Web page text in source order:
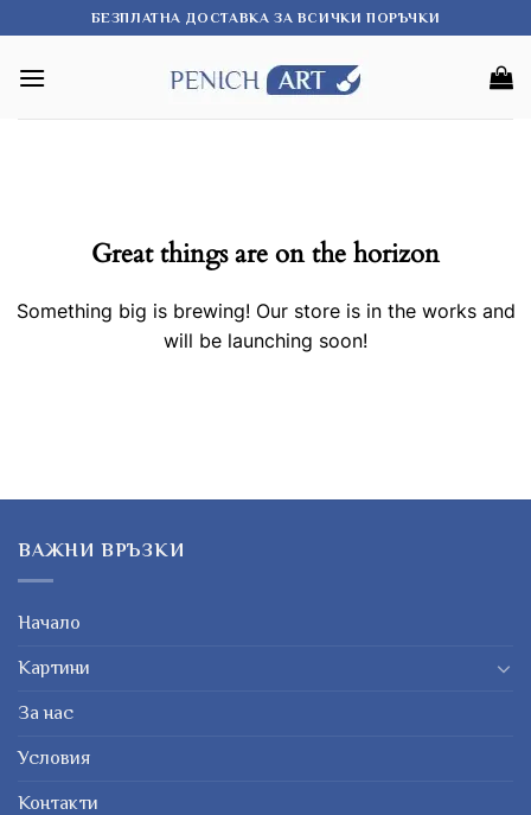
to
content
БЕЗПЛАТНА ДОСТАВКА ЗА ВСИЧКИ ПОРЪЧКИ
Great things are on the horizon
Something big is brewing! Our store is in the works and
will be launching soon!
ВАЖНИ ВРЪЗКИ
Начало
Картини
За нас
Условия
Контакти